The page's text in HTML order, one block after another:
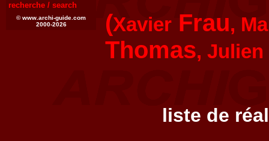
recherche / search
© www.archi-guide.com
2000-2026
(Xavier Frau,
Thomas, Julien
liste de